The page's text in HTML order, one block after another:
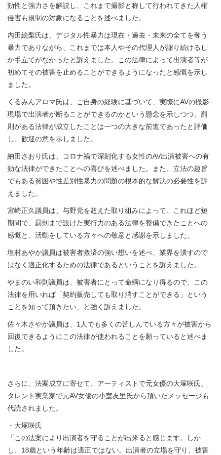
効性と強力さを解説し、これまで撮影と称して行われてきた人権
侵害も規制の対象になることを述べました。
内田絵梨氏は、デジタル性暴力は現在・過去・未来の全てを奪う
暴力でありながら、これまでは本人やその代理人が謝り続けるし
か手立てがなかったと訴えました。この法律によって出演者等が
初めてその被害を止めることができるようになったと感慨を示し
ました。
くるみんアロマ氏は、ご自身の経験に基づいて、実際にAVの撮影
現場で出演者が断ることができるのかという懸念を示しつつ、罰
則がある法律が成立したことは一つの大きな前進であったと評価
し、歓迎の意を示しました。
納田さおり氏は、コロナ禍で深刻化する女性のAV出演被害への有
効な法律ができたことへの喜びを述べました。また、立法の趣旨
でもある貧困や性差別性暴力の問題の根本的な解決の必要性を訴
えました。
宮崎正久議員は、与野党を超えた取り組みによって、これほど短
期間で、罰則まで設けた実行力のある法律を整備できたことへの
感慨と、活動をしている方々への敬意と感謝を示しました。
塩村あやか議員は被害者救済の強い想いを述べ、業界を潰すので
はなく適正化するための法律であるということを訴えました。
やまのい和則議員は、被害者にとって命綱になり得るので、この
法律を用いれば「契約販売しても取り消すことができる」という
ことを知って頂きたい、と強く訴えました。
佐々木さやか議員は、1人でも多くの苦しんでいる方々が被害から
回復できるようにこの法律が使われることを願っていると述べま
した。
さらに、法案成立に寄せて、アーティストで元女優の大塚咲氏、
タレント実業家で元AV女優の小室友里氏から頂いたメッセージも
代読されました。
・大塚咲氏
「この法案により出演者を守ることが出来ると感じます。しか
し、18歳という年齢は適正ではない。出演者の立場を守り、被害